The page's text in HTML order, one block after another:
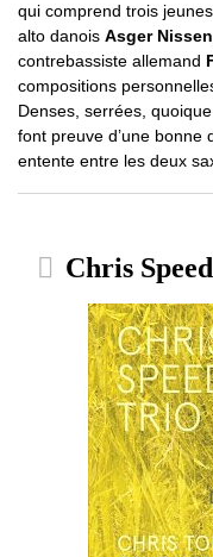
qui comprend trois
alto danois Asger Nissen
contrebassiste allemand
compositions
Denses, serrées,
font preuve d’une bonne
entente entre les deux
Chris Speed